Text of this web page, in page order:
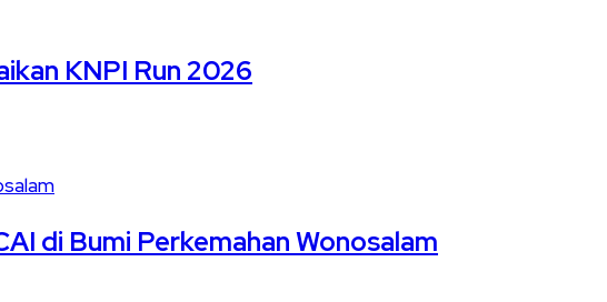
KNPI Run 2026
di Bumi Perkemahan Wonosalam